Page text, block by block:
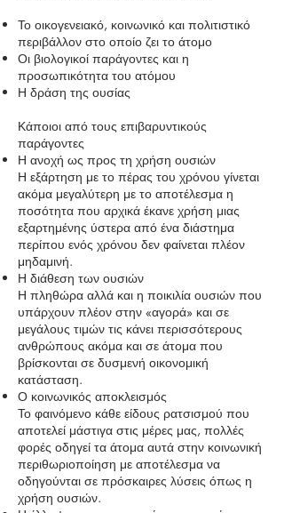
Το οικογενειακό, κοινωνικό και πολιτιστικό
περιβάλλον στο οποίο ζει το άτομο
Οι βιολογικοί παράγοντες και η
προσωπικότητα του ατόμου
Η δράση της ουσίας
Κάποιοι από τους επιβαρυντικούς
παράγοντες
Η ανοχή ως προς τη χρήση ουσιών
Η εξάρτηση με το πέρας του χρόνου γίνεται
ακόμα μεγαλύτερη με το αποτέλεσμα η
ποσότητα που αρχικά έκανε χρήση μιας
εξαρτημένης ύστερα από ένα διάστημα
περίπου ενός χρόνου δεν φαίνεται πλέον
μηδαμινή.
Η διάθεση των ουσιών
Η πληθώρα αλλά και η ποικιλία ουσιών που
υπάρχουν πλέον στην «αγορά» και σε
μεγάλους τιμών τις κάνει περισσότερους
ανθρώπους ακόμα και σε άτομα που
βρίσκονται σε δυσμενή οικονομική
κατάσταση.
Ο κοινωνικός αποκλεισμός
Το φαινόμενο κάθε είδους ρατσισμού που
αποτελεί μάστιγα στις μέρες μας, πολλές
φορές οδηγεί τα άτομα αυτά στην κοινωνική
περιθωριοποίηση με αποτέλεσμα να
οδηγούνται σε πρόσκαιρες λύσεις όπως η
χρήση ουσιών.